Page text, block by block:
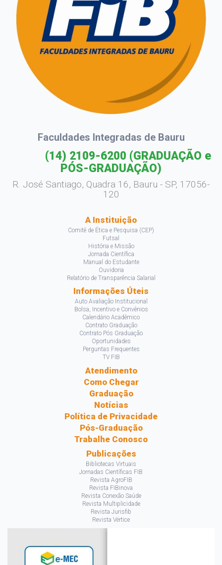
Faculdades Integradas de Bauru
(14) 2109-6200 (GRADUAÇÃO e
PÓS-GRADUAÇÃO)
R. José Santiago, Quadra 16, Bauru - SP, 17056-
120
A Instituição
Comitê de Ética e Pesquisa (CEP)
Futsal
História e Missão
Jornada Científica
Manual do Estudante
Ouvidoria
Relatório de Transparência Salarial
Informações Úteis
Auto Avaliação Institucional
Bolsa, Incentivo e Convênios
Calendário Acadêmico
Contrato Graduação
Contrato Pós Graduação
Oportunidades
Perguntas Frequentes
TV FIB
Atendimento
Como Chegar
Graduação
Notícias
Política de Privacidade
Pós-Graduação
Trabalhe Conosco
Publicações
Bibliotecas Virtuais
Jornadas Científicas FIB
Revista AgroFIB
Revista FIBinova
Revista Conexão Saúde
Revista Multiplicidade
Revista Jurisfib
Revista Vértice